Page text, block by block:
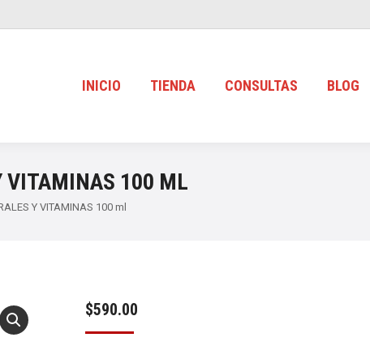
INICIO TIENDA CONSULTAS BLOG
VITAMINAS 100 ML
Y VITAMINAS 100 ml
$590.00